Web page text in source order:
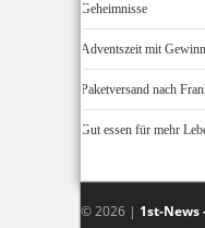
Geheimnisse
Adventszeit mit
Paketversand nach
Gut essen für mehr
© 2026 | 1st-